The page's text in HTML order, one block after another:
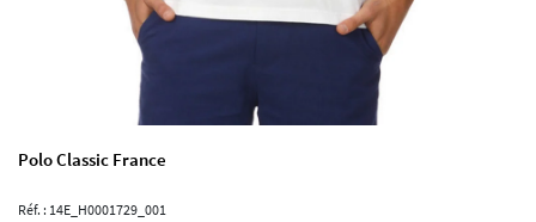
Polo Classic France
Réf. : 14E_H0001729_001